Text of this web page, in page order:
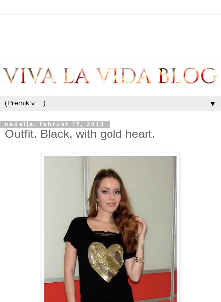
▼
nedelja, februar 17, 2013
Outfit. Black, with gold heart.